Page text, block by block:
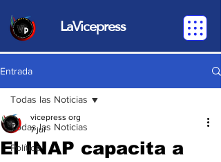
LaVicepress
Entrada
Todas las Noticias
Política
Todas las Noticias
El INAP capacita a
vicepress org
7 jul